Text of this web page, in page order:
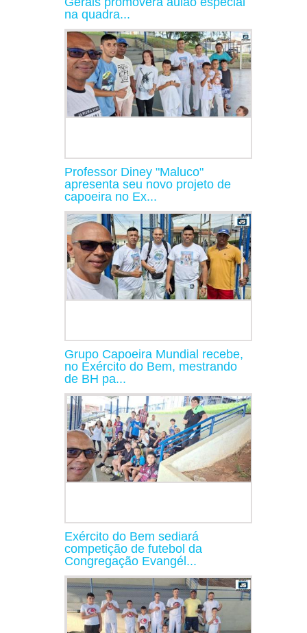
na quadra...
Professor Diney "Maluco"
apresenta seu novo projeto de
capoeira no Ex...
Grupo Capoeira Mundial recebe,
no Exército do Bem, mestrando
de BH pa...
Exército do Bem sediará
competição de futebol da
Congregação Evangél...